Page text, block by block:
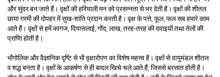
और सुंदर बन जाते हैं। वृक्षों की हरियाली मन को प्रसन्नता से भर देती है। वृक्षों की शीतल
छाया गरमी की दोपहर में सुख-शांति प्रदान करती है। वृक्ष के पत्ते, फूल, फल सब हमारे काम
आते हैं। वृक्षों से हमें कागज, दियासलाई, गोंद, लाख, तरह-तरह की दवाइयों तथा तेलों की
प्राप्ति होती है।
भौगोलिक और वैज्ञानिक दृष्टि से भी वृक्षारोपण का विशेष महत्त्व है। वृक्षों से वायुमंडल शीतल
व शद्ध बनता है। वृक्षों के आकर्षण से ही बादल खिचे चले आते हैं, जिससे बरसात होती है।